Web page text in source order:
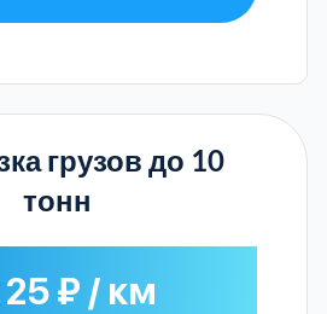
грузов до 10
тонн
25 ₽ / км